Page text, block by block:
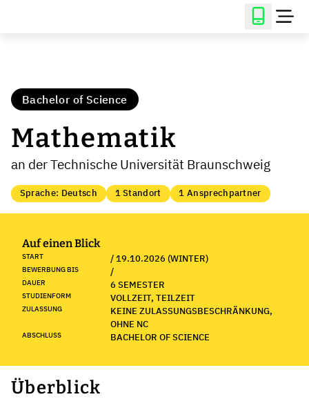
Bachelor of Science
Mathematik
an der Technische Universität Braunschweig
Sprache: Deutsch 1 Standort 1 Ansprechpartner
Auf einen Blick
START / 19.10.2026 (WINTER)
BEWERBUNG BIS /
DAUER 6 SEMESTER
STUDIENFORM VOLLZEIT, TEILZEIT
ZULASSUNG
KEINE ZULASSUNGSBESCHRÄNKUNG,
OHNE NC
ABSCHLUSS BACHELOR OF SCIENCE
Überblick